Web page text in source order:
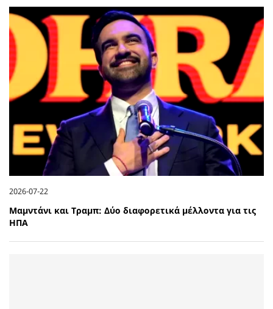
2026-07-22
Μαμντάνι και Τραμπ: Δύο διαφορετικά μέλλοντα για τις
ΗΠΑ